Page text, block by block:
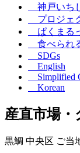
神戸いち
プロジェ
ぱくまる
食べられ
SDGs
English
Simplified
Korean
産直市場・
黒鯛 中央区 ご当